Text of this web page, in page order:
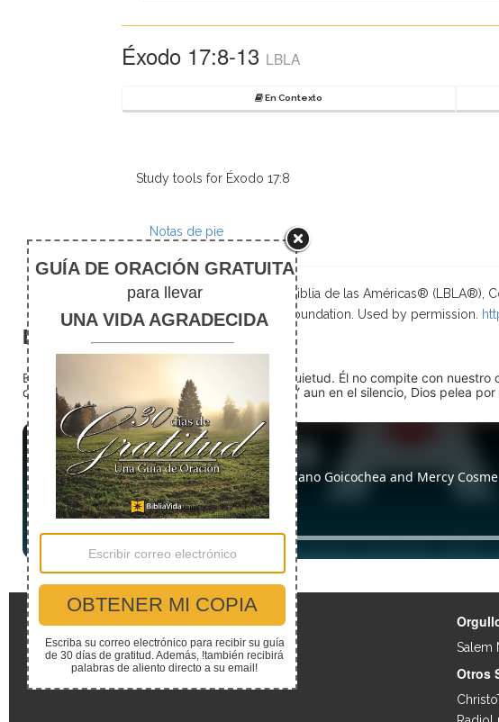
Éxodo 17:8-13 LBLA
En Contexto
Study tools for Éxodo 17:8
Notas de pie
Scripture taken from La Biblia de las Américas® (LBLA®),
Foundation. Used by permission.
El silencio
En medio del ruido, Dios nos encuentra en la quietud. Él no compite con
detente (quédate quieto) Dios está presente. Y aun en el silencio, Dios pelea por
Enlaces Rápidos
Salem
Otros